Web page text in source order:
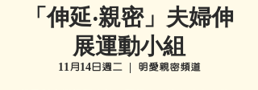
「伸延‧親密」夫婦伸
展運動小組
11月14日週二
  |
明愛親密頻道